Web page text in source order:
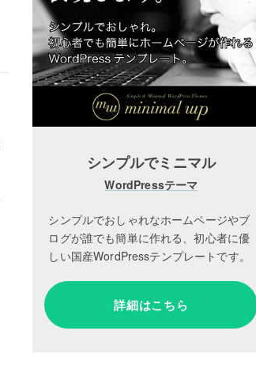
シンプルでミニマル
WordPressテーマ
シンプルでおしゃれなホームページやブ
ログが誰でも簡単に作れる、初心者に優
しい国産WordPressテンプレートです。
詳細はこちら